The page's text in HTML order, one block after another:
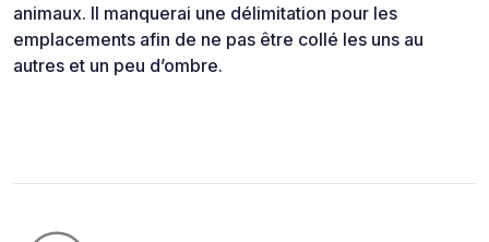
animaux. Il manquerai une délimitation pour les
emplacements afin de ne pas être collé les uns au
autres et un peu d’ombre.